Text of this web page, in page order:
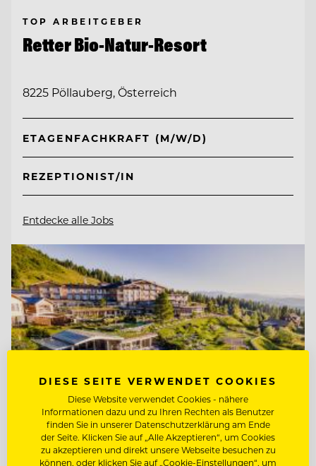
TOP ARBEITGEBER
Retter Bio-Natur-Resort
8225 Pöllauberg, Österreich
ETAGENFACHKRAFT (M/W/D)
REZEPTIONIST/IN
Entdecke alle Jobs
TOP ARBEITGEBER
DIESE SEITE VERWENDET COOKIES
Diese Website verwendet Cookies - nähere
Informationen dazu und zu Ihren Rechten als Benutzer
finden Sie in unserer Datenschutzerklärung am Ende
der Seite. Klicken Sie auf „Alle Akzeptieren“, um Cookies
zu akzeptieren und direkt unsere Webseite besuchen zu
können, oder klicken Sie auf „Cookie-Einstellungen“, um